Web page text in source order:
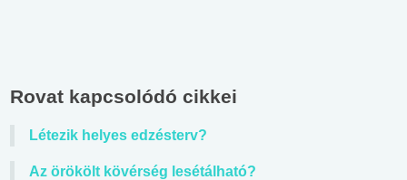
Rovat kapcsolódó cikkei
Létezik helyes edzésterv?
Az örökölt kövérség lesétálható?